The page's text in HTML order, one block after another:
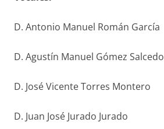
D. Antonio Manuel Román García
D. Agustín Manuel Gómez Salcedo
D. José Vicente Torres Montero
D. Juan José Jurado Jurado